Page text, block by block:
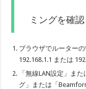
ミングを確
ブラウザでルーター
192.168.1.1 または
「無線LAN設定」ま
グ」または「